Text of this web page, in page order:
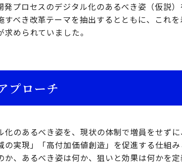
発プロセスのデジタル化のあるべき姿（仮説
すべき改革テーマを抽出するとともに、これ
められていました。
プローチ
化のあるべき姿を、現状の体制で増員をせず
の実現」「高付加価値創造」を促進する仕組
、あるべき姿は何か、狙いと効果は何かを定